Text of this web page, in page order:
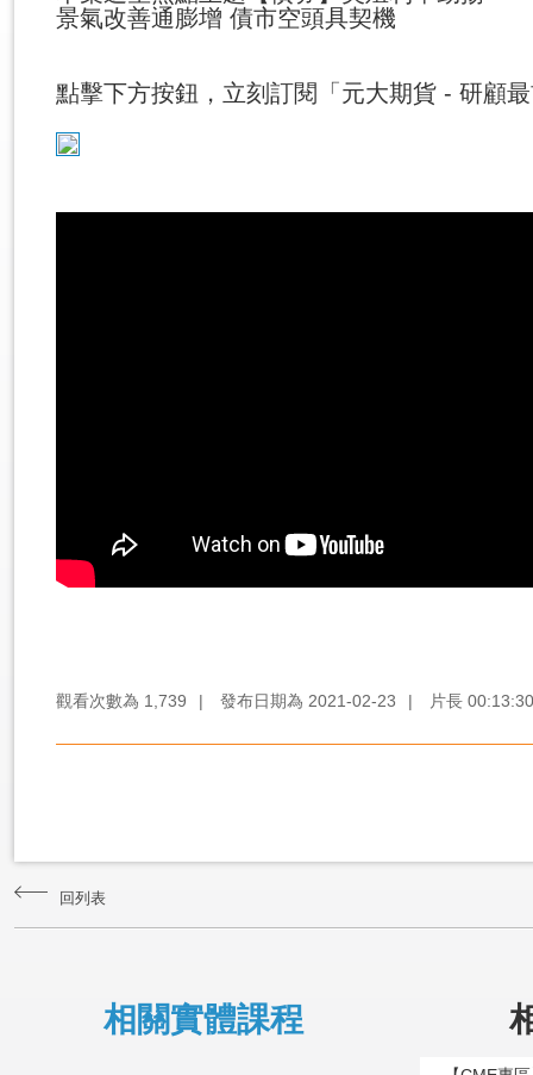
景氣改善通膨增 債市空頭具契機
點擊下方按鈕，立刻訂閱「元大期貨 - 研顧
觀看次數為 1,739 | 發布日期為 2021-02-23 | 片長 00:13:30
回列表
相關實體課程